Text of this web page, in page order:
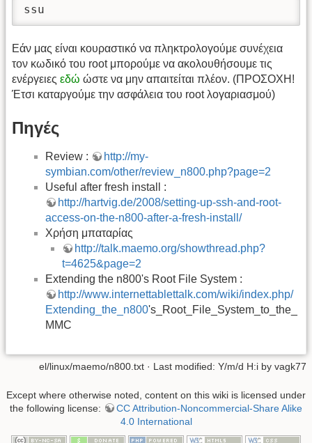
ssu
Εάν μας είναι κουραστικό να πληκτρολογούμε συνέχεια
τον κωδικό του root μπορούμε να ακολουθήσουμε τις
ενέργειες εδώ ώστε να μην απαιτείται πλέον. (ΠΡΟΣΟΧΗ!
Έτσι καταργούμε την ασφάλεια του root λογαριασμού)
Πηγές
Review :
http://my-
symbian.com/other/review_n800.php?page=2
Useful after fresh install :
http://hartvig.de/2008/setting-up-ssh-and-root-
access-on-the-n800-after-a-fresh-install/
Χρήση μπαταρίας
http://talk.maemo.org/showthread.php?
t=4625&page=2
Extending the n800's Root File System :
http://www.internettablettalk.com/wiki/index.php/
Extending_the_n800's_Root_File_System_to_the_
MMC
el/linux/maemo/n800.txt · Last modified: Y/m/d H:i by vagk77
Except where otherwise noted, content on this wiki is licensed under
the following license:
CC Attribution-Noncommercial-Share Alike
4.0 International